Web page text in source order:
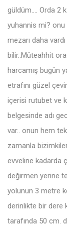
güldüm…. Orda 2
yuhannis mi? onu
mezarı daha
bilir..Müteahhit
harcamış bugün
etrafını güzel
içerisi rutubet ve
belgesinde adı
var.. onun hem
zamanla
evveline kadarda
değirmen yerine
yolunun 3 metre
derinlikte bir dere
tarafında 50 cm.